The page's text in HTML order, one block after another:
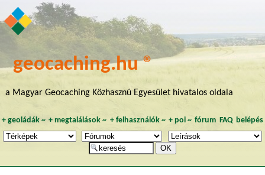
geocaching.hu ®
a Magyar Geocaching Közhasznú Egyesület hivatalos oldala
+ geoládák~ +megtalálások ~ + felhasználók~ + poi~ fórum FAQ belépés